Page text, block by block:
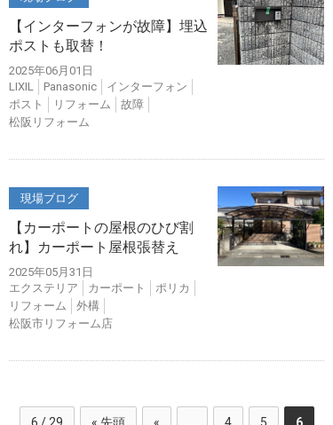
【インターフォンが故障】埋込
ポストも取替！
2025年06月01日
LIXIL
Panasonic
インターフォン
ポスト
リフォーム
故障
松阪リフォーム
現場ブログ
【カーポートの屋根のひび割
れ】カーポート屋根張替え
2025年05月31日
エクステリア
カーポート
ポリカ
リフォーム
外構
松阪市リフォーム店